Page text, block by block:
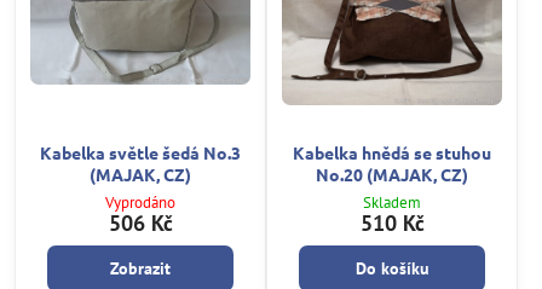
Kabelka světle šedá No.3
(MAJAK, CZ)
Vyprodáno
506 Kč
Zobrazit
Kabelka hnědá se stuhou
No.20 (MAJAK, CZ)
Skladem
510 Kč
Do košíku